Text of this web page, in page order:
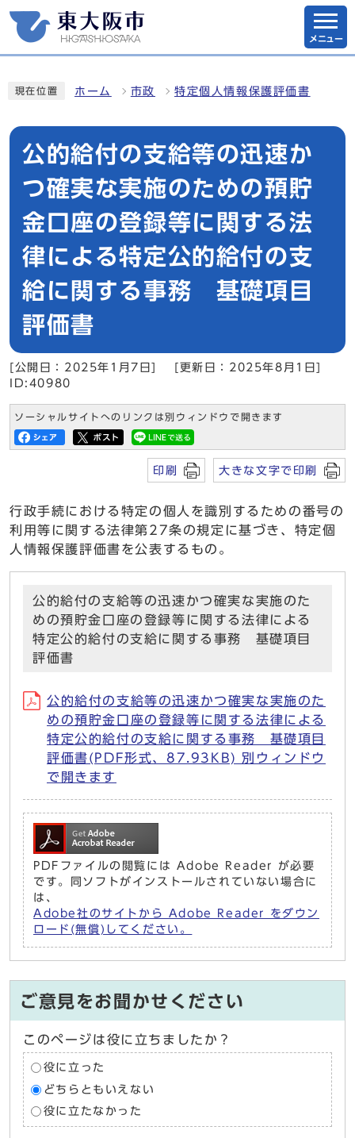
メニュー
現在位置 ホーム 市政 特定個人情報保護評価書
公的給付の支給等の迅速か
つ確実な実施のための預貯
金口座の登録等に関する法
律による特定公的給付の支
給に関する事務 基礎項目
評価書
[公開日：2025年1月7日]
[更新日：2025年8月1日]
ID:40980
ソーシャルサイトへのリンクは別ウィンドウで開きます
印刷 大きな文字で印刷
行政手続における特定の個人を識別するための番号の
利用等に関する法律第27条の規定に基づき、特定個
人情報保護評価書を公表するもの。
公的給付の支給等の迅速かつ確実な実施のた
めの預貯金口座の登録等に関する法律による
特定公的給付の支給に関する事務 基礎項目
評価書
公的給付の支給等の迅速かつ確実な実施のた
めの預貯金口座の登録等に関する法律による
特定公的給付の支給に関する事務 基礎項目
評価書(PDF形式、87.93KB) 別ウィンドウ
で開きます
PDFファイルの閲覧には Adobe Reader が必要
です。同ソフトがインストールされていない場合に
は、
Adobe社のサイトから Adobe Reader をダウン
ロード(無償)してください。
ご意見をお聞かせください
このページは役に立ちましたか？
役に立った
どちらともいえない
役に立たなかった